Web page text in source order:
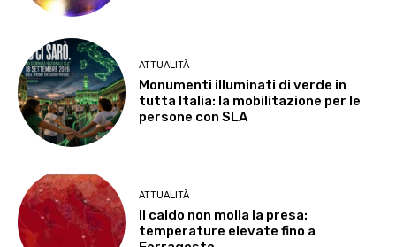
ATTUALITÀ
Monumenti illuminati di verde in
tutta Italia: la mobilitazione per le
persone con SLA
ATTUALITÀ
Il caldo non molla la presa:
temperature elevate fino a